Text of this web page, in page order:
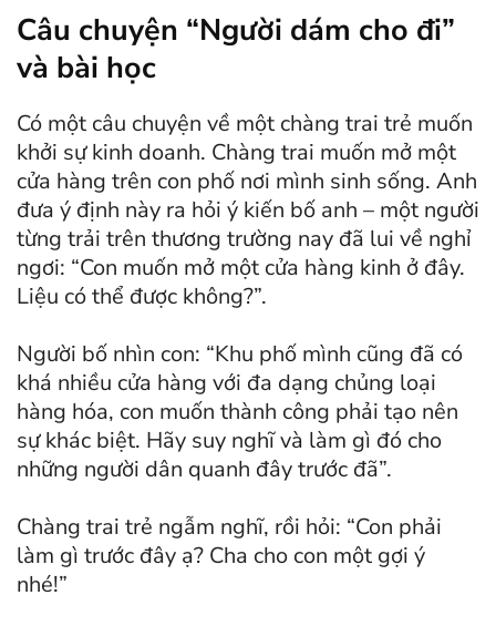
Câu chuyện “Người dám cho đi”
và bài học
Có một câu chuyện về một chàng trai trẻ muốn
khởi sự kinh doanh. Chàng trai muốn mở một
cửa hàng trên con phố nơi mình sinh sống. Anh
đưa ý định này ra hỏi ý kiến bố anh – một người
từng trải trên thương trường nay đã lui về nghỉ
ngơi: “Con muốn mở một cửa hàng kinh ở đây.
Liệu có thể được không?”.
Người bố nhìn con: “Khu phố mình cũng đã có
khá nhiều cửa hàng với đa dạng chủng loại
hàng hóa, con muốn thành công phải tạo nên
sự khác biệt. Hãy suy nghĩ và làm gì đó cho
những người dân quanh đây trước đã”.
Chàng trai trẻ ngẫm nghĩ, rồi hỏi: “Con phải
làm gì trước đây ạ? Cha cho con một gợi ý
nhé!”